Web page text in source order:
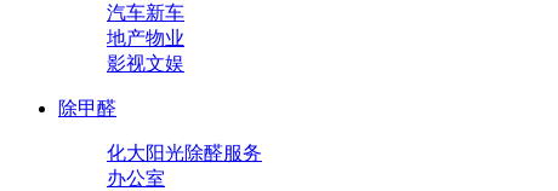
汽车新车
地产物业
影视文娱
除甲醛
化大阳光除醛服务
办公室